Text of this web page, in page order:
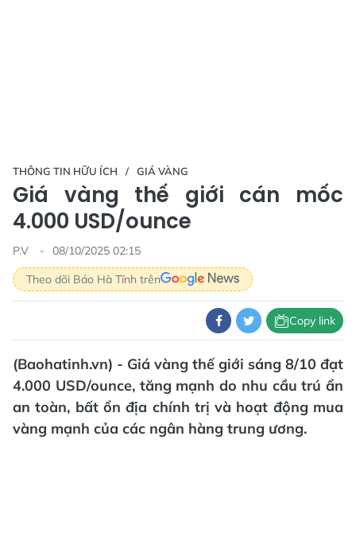
THÔNG TIN HỮU ÍCH GIÁ VÀNG
Giá vàng thế giới cán mốc
4.000 USD/ounce
P.V
08/10/2025 02:15
Theo dõi Báo Hà Tĩnh trên
Copy link
(Baohatinh.vn) - Giá vàng thế giới sáng 8/10 đạt
4.000 USD/ounce, tăng mạnh do nhu cầu trú ẩn
an toàn, bất ổn địa chính trị và hoạt động mua
vàng mạnh của các ngân hàng trung ương.